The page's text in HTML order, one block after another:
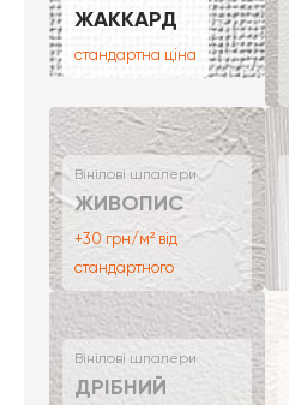
ЖАККАРД
стандартна ціна
Вінілові шпалери
ЖИВОПИС
+30 грн/м² від
стандартного
Вінілові шпалери
ДРІБНИЙ